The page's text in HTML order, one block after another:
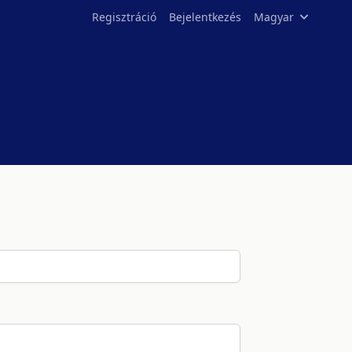
Regisztráció Bejelentkezés Magyar